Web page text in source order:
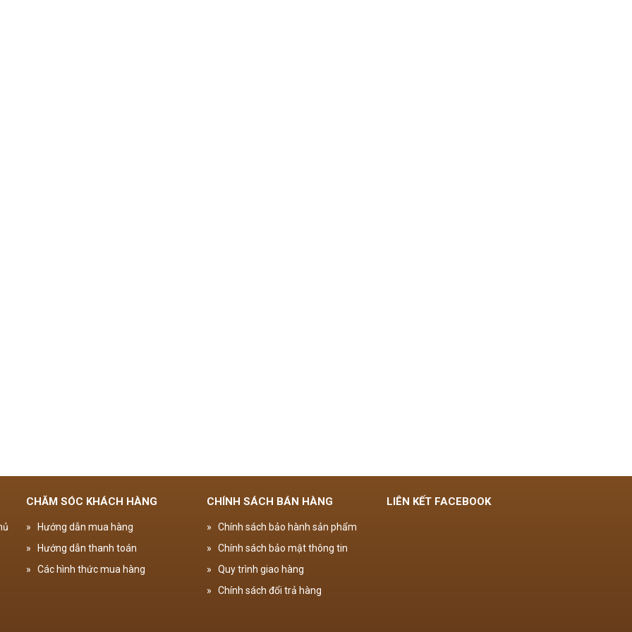
CHĂM SÓC KHÁCH HÀNG
»
Hướng dẫn mua hàng
»
Hướng dẫn thanh toán
»
Các hình thức mua hàng
CHÍNH SÁCH BÁN HÀNG
»
Chính sách bảo hành sản phẩm
»
Chính sách bảo mật thông tin
»
Quy trình giao hàng
»
Chính sách đổi trả hàng
LIÊN KẾT FACEBOOK